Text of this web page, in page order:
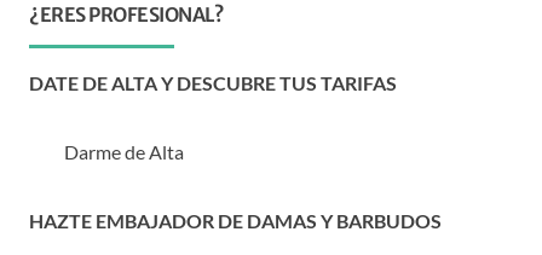
¿ERES PROFESIONAL?
DATE DE ALTA Y DESCUBRE TUS TARIFAS
Darme de Alta
HAZTE EMBAJADOR DE DAMAS Y BARBUDOS